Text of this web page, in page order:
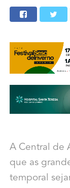
A Central de
que as
temporal